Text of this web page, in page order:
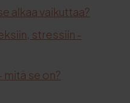
alkaa vaikuttaa?
stressiin -
mitä se on?